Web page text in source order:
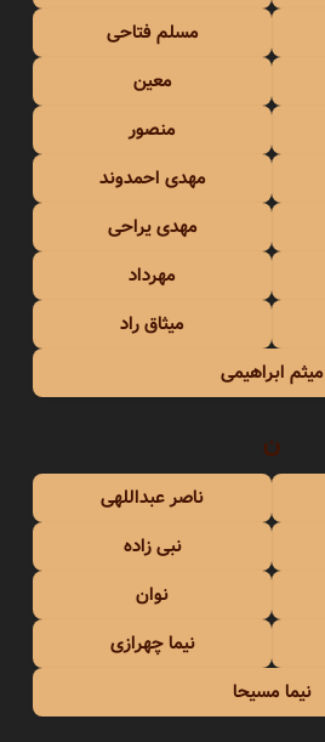
مسلم فتاحی
معین
منصور
مهدی احمدوند
مهدی یراحی
مهرداد
میثاق راد
میثم ابراهیمی
ن
ناصر عبداللهی
نبی زاده
نوان
نیما چهرازی
نیما مسیحا